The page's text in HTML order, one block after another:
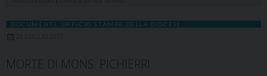
DOCUMENTI UFFICIO STAMPA DELLA DIOCESI
28 LUGLIO 2017
MORTE DI MONS. PICHIERRI